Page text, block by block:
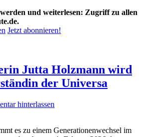
und weiterlesen: Zugriff zu allen
Jetzt abonnieren!
Jutta Holzmann wird
der Universa
hinterlassen
es zu einem Generationenwechsel im